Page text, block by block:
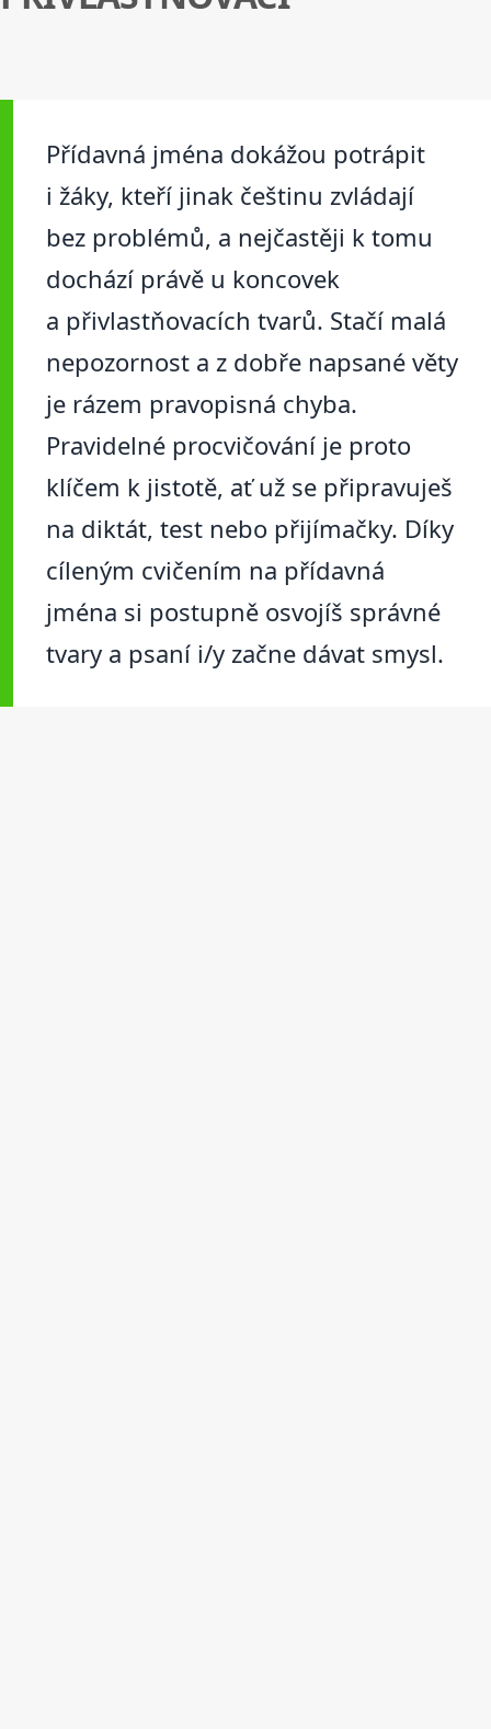
Přídavná jména dokážou potrápit
i žáky, kteří jinak češtinu zvládají
bez problémů, a nejčastěji k tomu
dochází právě u koncovek
a přivlastňovacích tvarů. Stačí malá
nepozornost a z dobře napsané věty
je rázem pravopisná chyba.
Pravidelné procvičování je proto
klíčem k jistotě, ať už se připravuješ
na diktát, test nebo přijímačky. Díky
cíleným cvičením na přídavná
jména si postupně osvojíš správné
tvary a psaní i/y začne dávat smysl.